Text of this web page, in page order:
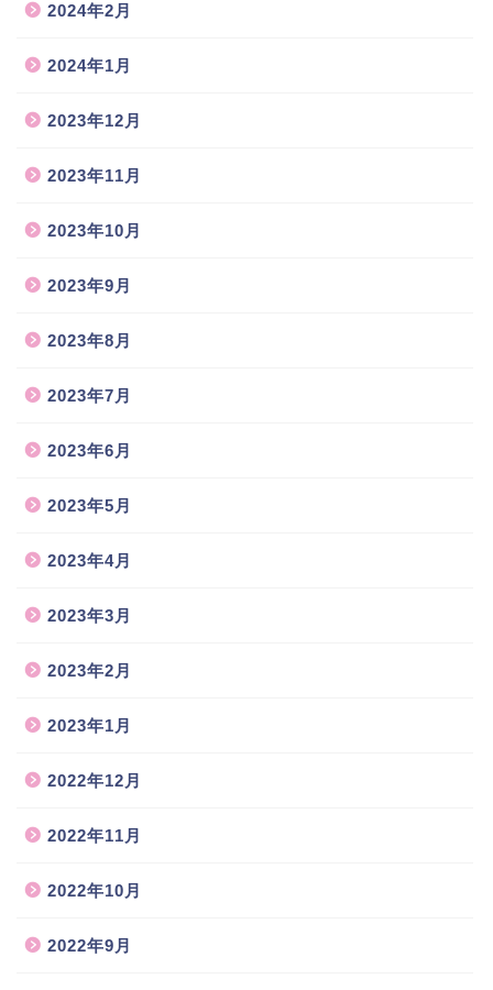
2024年2月
2024年1月
2023年12月
2023年11月
2023年10月
2023年9月
2023年8月
2023年7月
2023年6月
2023年5月
2023年4月
2023年3月
2023年2月
2023年1月
2022年12月
2022年11月
2022年10月
2022年9月